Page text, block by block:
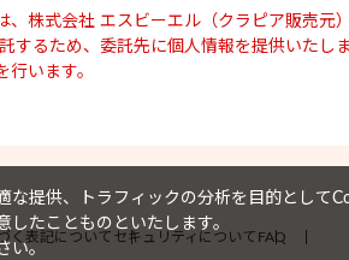
株式会社 エスビーエル（クラピア販売元
するため、委託先に個人情報を提供いたし
います。
く表記について セキュリティについて FAQ
提供、トラフィックの分析を目的として
たことものといたします。
い。